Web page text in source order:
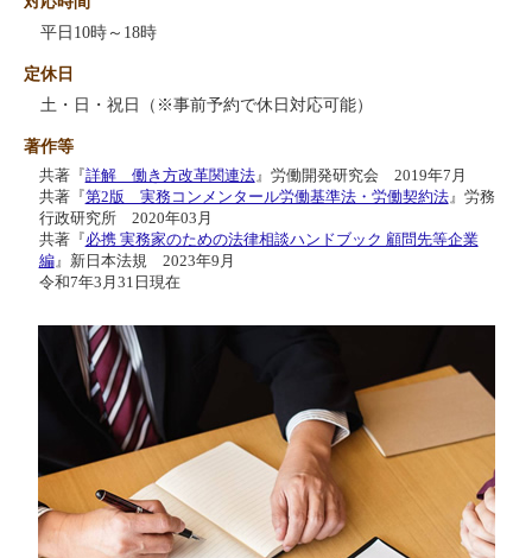
平日10時～18時
定休日
土・日・祝日（※事前予約で休日対応可能）
著作等
共著『 詳解 働き方改革関連法』労働開発研究会 2019年7月
共著『 第2版 実務コンメンタール労働基準法・労働契約法』労務
行政研究所 2020年03月
共著『 必携 実務家のための法律相談ハンドブック 顧問先等企業
編』新日本法規 2023年9月
令和7年3月31日現在